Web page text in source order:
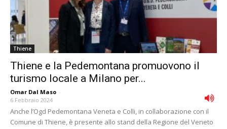
Thiene
Thiene e la Pedemontana promuovono il
turismo locale a Milano per...
Omar Dal Maso -
6 Febbraio 2024
Anche l’Ogd Pedemontana Veneta e Colli, in collaborazione con il
Comune di Thiene, è presente allo stand della Regione del Veneto